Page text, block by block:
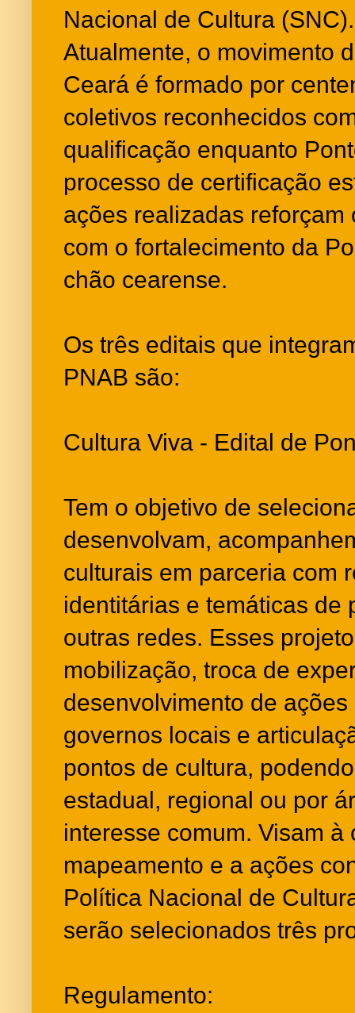
Nacional de Cultura (SNC).
Atualmente, o movimento
Ceará é formado por
coletivos reconhecidos
qualificação enquanto
processo de certificação
ações realizadas reforçam
com o fortalecimento da
chão cearense.
Os três editais que
PNAB são:
Cultura Viva - Edital de
Tem o objetivo de
desenvolvam,
culturais em parceria com
identitárias e temáticas de
outras redes. Esses
mobilização, troca de
desenvolvimento de
governos locais e
pontos de cultura,
estadual, regional ou por
interesse comum. Visam à
mapeamento e a ações
Política Nacional de
serão selecionados três
Regulamento: